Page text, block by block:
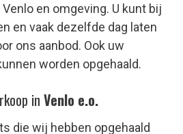
en omgeving. U kunt bij
en vaak dezelfde dag laten
ons aanbod. Ook uw
worden opgehaald.
inVenlo e.o.
die wij hebben opgehaald